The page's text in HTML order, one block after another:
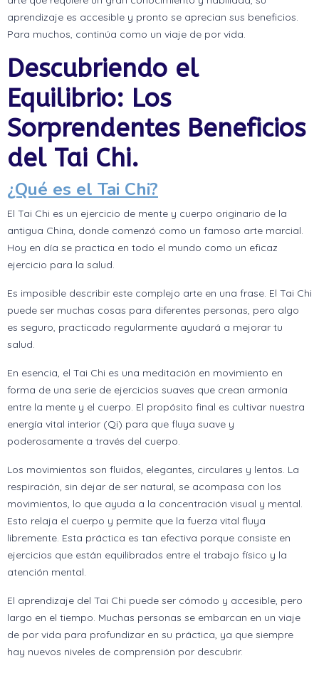
aprendizaje es accesible y pronto se aprecian sus beneficios.
Para muchos, continúa como un viaje de por vida.
Descubriendo el
Equilibrio: Los
Sorprendentes Beneficios
del Tai Chi.
¿Qué es el Tai Chi?
El Tai Chi es un ejercicio de mente y cuerpo originario de la
antigua China, donde comenzó como un famoso arte marcial.
Hoy en día se practica en todo el mundo como un eficaz
ejercicio para la salud.
Es imposible describir este complejo arte en una frase. El Tai Chi
puede ser muchas cosas para diferentes personas, pero algo
es seguro, practicado regularmente ayudará a mejorar tu
salud.
En esencia, el Tai Chi es una meditación en movimiento en
forma de una serie de ejercicios suaves que crean armonía
entre la mente y el cuerpo. El propósito final es cultivar nuestra
energía vital interior (Qi) para que fluya suave y
poderosamente a través del cuerpo.
Los movimientos son fluidos, elegantes, circulares y lentos. La
respiración, sin dejar de ser natural, se acompasa con los
movimientos, lo que ayuda a la concentración visual y mental.
Esto relaja el cuerpo y permite que la fuerza vital fluya
libremente. Esta práctica es tan efectiva porque consiste en
ejercicios que están equilibrados entre el trabajo físico y la
atención mental.
El aprendizaje del Tai Chi puede ser cómodo y accesible, pero
largo en el tiempo. Muchas personas se embarcan en un viaje
de por vida para profundizar en su práctica, ya que siempre
hay nuevos niveles de comprensión por descubrir.